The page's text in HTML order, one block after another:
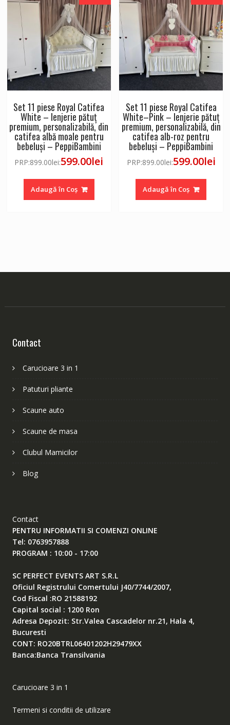
Set 11 piese Royal Catifea
White – lenjerie pătuț
premium, personalizabilă, din
catifea albă moale pentru
bebeluși – PeppiBambini
PRP:899.00lei:599.00lei
Adaugă în Coș
Set 11 piese Royal Catifea
White–Pink – lenjerie pătuț
premium, personalizabilă, din
catifea alb-roz pentru
bebeluși – PeppiBambini
PRP:899.00lei:599.00lei
Adaugă în Coș
Contact
Carucioare 3 in 1
Patuturi pliante
Scaune auto
Scaune de masa
Clubul Mamicilor
Blog
Contact
PENTRU INFORMATII SI COMENZI ONLINE
Tel: 0763957888
PROGRAM : 10:00 - 17:00
SC PERFECT EVENTS ART S.R.L
Oficiul Registrului Comertului J40/7744/2007,
Cod Fiscal :RO 21588192
Capital social : 1200 Ron
Adresa Depozit: Str.Valea Cascadelor nr.21, Hala 4,
Bucuresti
CONT: RO20BTRL06401202H29479XX
Banca:Banca Transilvania
Carucioare 3 in 1
Termeni si conditii de utilizare